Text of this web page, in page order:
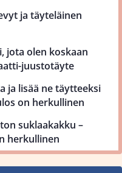
ja täyteläinen
jota olen koskaan
juustotäyte
ja lisää ne täytteeksi
on herkullinen
suklaakakku –
herkullinen